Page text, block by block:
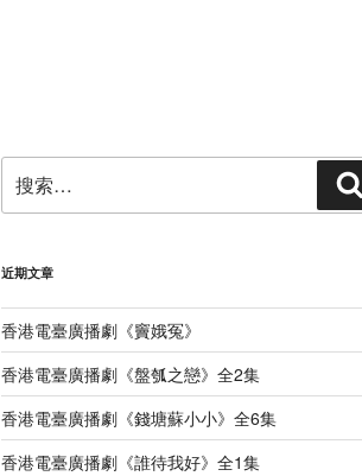
索：
近期文章
香港電臺廣播劇《竇娥冤》
香港電臺廣播劇《盤瓠之戀》全2集
香港電臺廣播劇《錢塘蘇小小》全6集
香港電臺廣播劇《誰待我好》全1集